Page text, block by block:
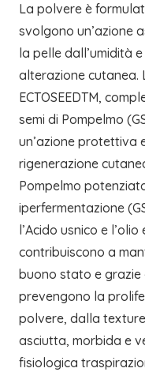
La polvere è
svolgono un’azione
la pelle dall’umidità
alterazione cutanea.
ECTOSEEDTM,
semi di Pompelmo
un’azione protettiva
rigenerazione
Pompelmo
iperfermentazione
l’Acido usnico e
contribuiscono a
buono stato e
prevengono la
polvere, dalla
asciutta, morbida e
fisiologica